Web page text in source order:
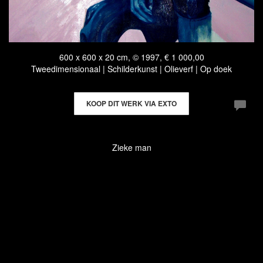
600 x 600 x 20 cm, © 1997, € 1 000,00
Tweedimensionaal | Schilderkunst | Olieverf | Op doek
KOOP DIT WERK VIA EXTO
Zieke man